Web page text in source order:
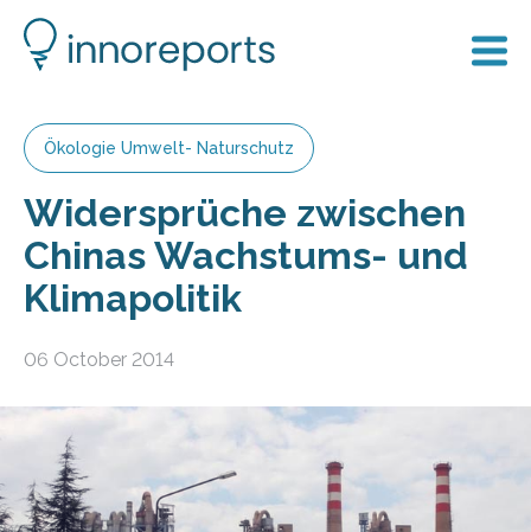
Ökologie Umwelt- Naturschutz
Widersprüche zwischen
Chinas Wachstums- und
Klimapolitik
06 October 2014